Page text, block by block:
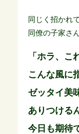
同じく招かれ
同僚の子家さん
「ホラ、こ
こんな風に
ゼッタイ美
ありつける
今日も期待